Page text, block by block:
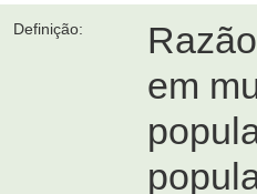
Definição:
em